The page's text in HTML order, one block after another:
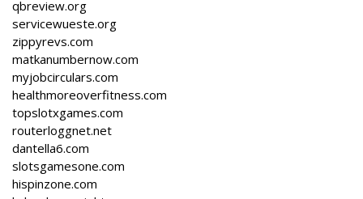
qbreview.org
servicewueste.org
zippyrevs.com
matkanumbernow.com
myjobcirculars.com
healthmoreoverfitness.com
topslotxgames.com
routerloggnet.net
dantella6.com
slotsgamesone.com
hispinzone.com